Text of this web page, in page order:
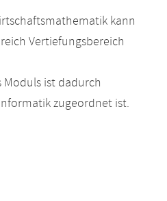
kann
Vertiefungsbereich
ist dadurch
zugeordnet ist.